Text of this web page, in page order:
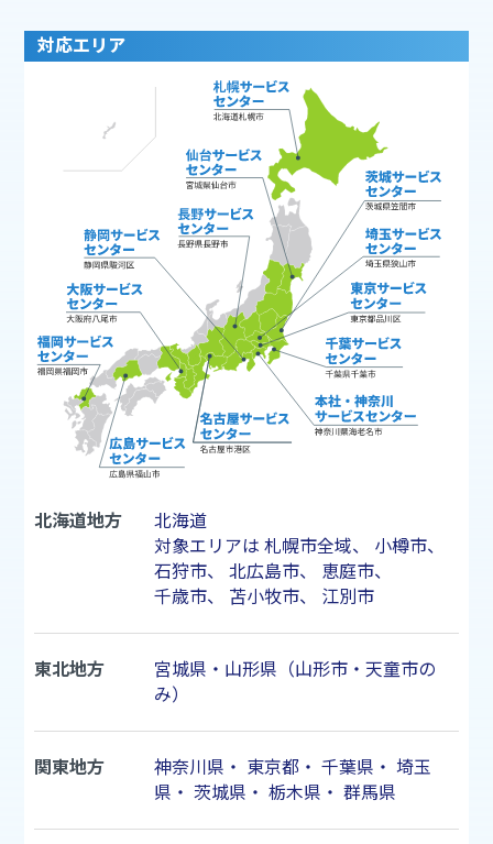
対応エリア
北海道地方
北海道
対象エリアは 札幌市全域、 小樽市、
石狩市、 北広島市、 恵庭市、
千歳市、 苫小牧市、 江別市
東北地方
宮城県・山形県（山形市・天童市の
み）
関東地方 神奈川県 ・ 東京都・ 千葉県 ・ 埼玉
県 ・ 茨城県 ・ 栃木県 ・ 群馬県